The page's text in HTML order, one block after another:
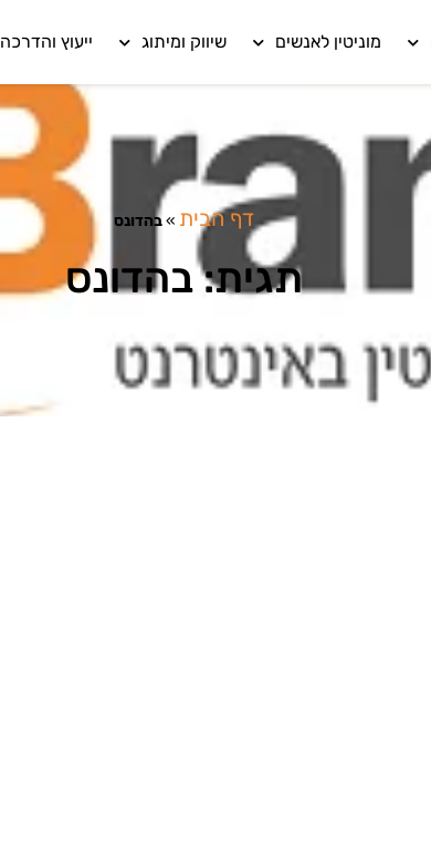
מוניטין לאנשים שיווק ומיתוג ייעוץ והדרכה
דף הבית »בהדונס
תגית: בהדונס